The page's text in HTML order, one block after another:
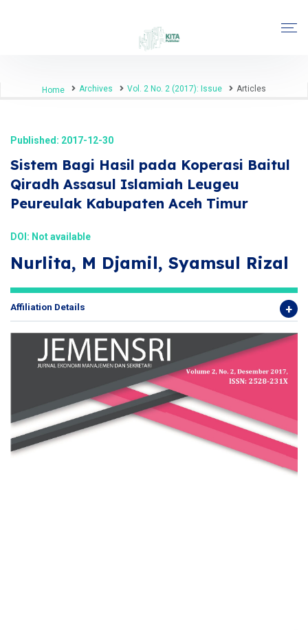
Home Archives Vol. 2 No. 2 (2017): Issue Articles
Published: 2017-12-30
Sistem Bagi Hasil pada Koperasi Baitul
Qiradh Assasul Islamiah Leugeu
Peureulak Kabupaten Aceh Timur
DOI: Not available
Nurlita, M Djamil, Syamsul Rizal
Affiliation Details